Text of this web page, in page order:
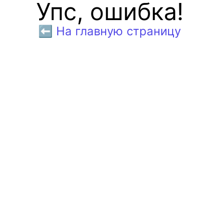
Упс, ошибка!
⬅️ На главную страницу